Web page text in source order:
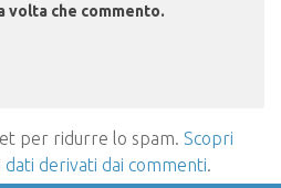
volta che commento.
per ridurre lo spam. Scopri
derivati dai commenti.